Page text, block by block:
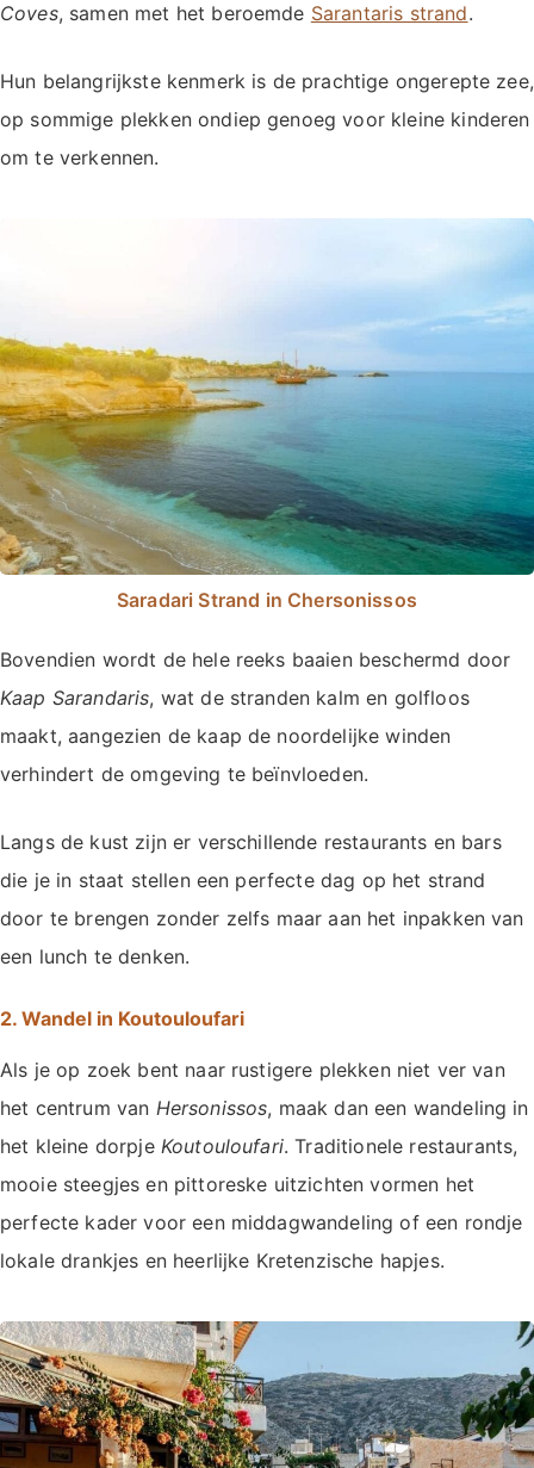
Coves, samen met het beroemde Sarantaris strand.
Hun belangrijkste kenmerk is de prachtige ongerepte zee,
op sommige plekken ondiep genoeg voor kleine kinderen
om te verkennen.
Saradari Strand in Chersonissos
Bovendien wordt de hele reeks baaien beschermd door
Kaap Sarandaris, wat de stranden kalm en golfloos
maakt, aangezien de kaap de noordelijke winden
verhindert de omgeving te beïnvloeden.
Langs de kust zijn er verschillende restaurants en bars
die je in staat stellen een perfecte dag op het strand
door te brengen zonder zelfs maar aan het inpakken van
een lunch te denken.
2. Wandel in Koutouloufari
Als je op zoek bent naar rustigere plekken niet ver van
het centrum van Hersonissos, maak dan een wandeling in
het kleine dorpje Koutouloufari. Traditionele restaurants,
mooie steegjes en pittoreske uitzichten vormen het
perfecte kader voor een middagwandeling of een rondje
lokale drankjes en heerlijke Kretenzische hapjes.